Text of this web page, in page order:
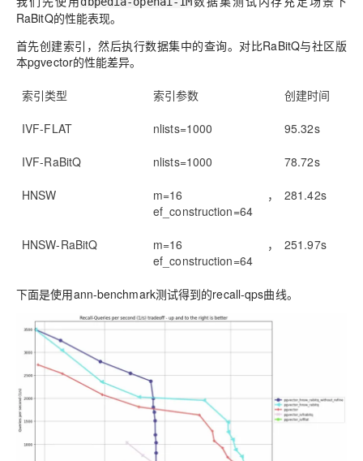
RaBitQ的性能表现。
首先创建索引，然后执行数据集中的查询。对比RaBitQ与社区版
本pgvector的性能差异。
索引类型 索引参数 创建时间
IVF-FLAT nlists=1000 95.32s
IVF-RaBitQ nlists=1000 78.72s
HNSW
m=16，
ef_construction=64
281.42s
HNSW-RaBitQ
m=16，
ef_construction=64
251.97s
下面是使用ann-benchmark测试得到的recall-qps曲线。